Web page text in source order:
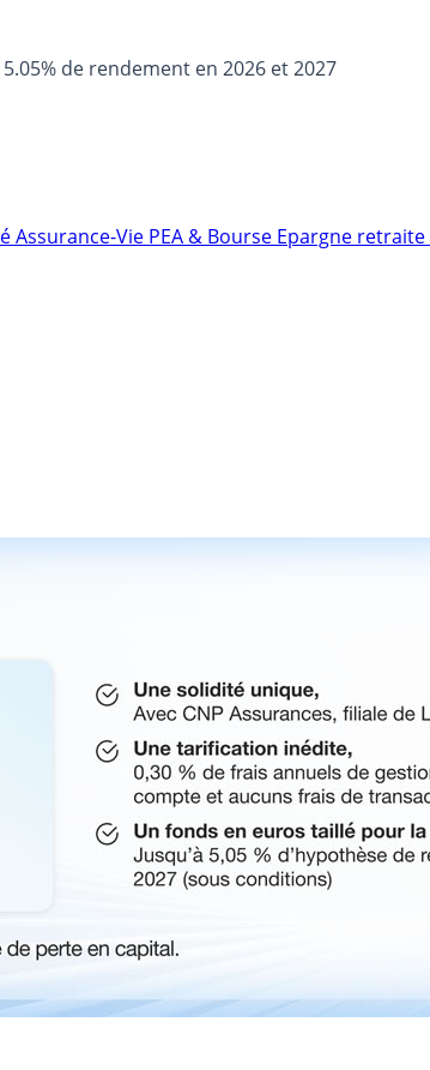
de rendement en 2026 et 2027
Assurance-Vie PEA & Bourse Epargne retraite